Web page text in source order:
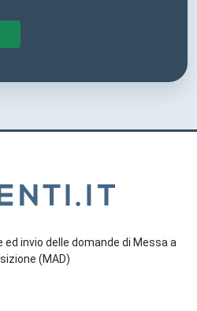
invio delle domande di Messa a
(MAD)